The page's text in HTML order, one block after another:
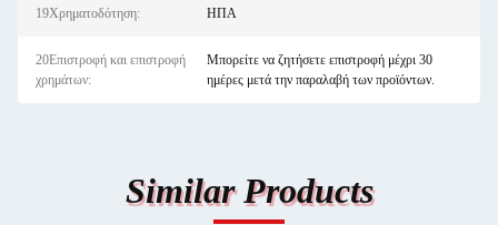
19Χρηματοδότηση: ΗΠΑ
20Επιστροφή και επιστροφή
χρημάτων:
Μπορείτε να ζητήσετε επιστροφή μέχρι 30
ημέρες μετά την παραλαβή των προϊόντων.
Similar Products